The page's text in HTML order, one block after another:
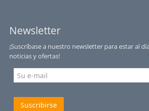
Newsletter
¡Suscríbase a nuestro newsletter para estar al
noticias y ofertas!
Suscribirse